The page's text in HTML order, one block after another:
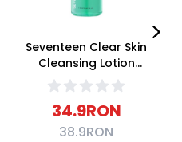
Seventeen Clear Skin
Cleansing Lotion
Lotiune Curatare Ten
Gras/Acneic 200ml
34.9RON
38.9RON